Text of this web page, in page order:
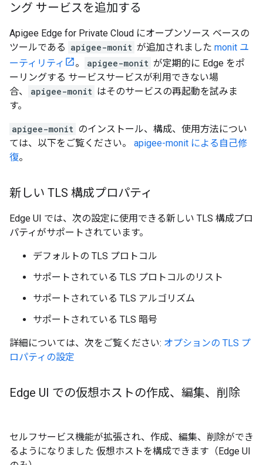
ング サービスを追加する
Apigee Edge for Private Cloud にオープンソース ベースの
ツールである apigee-monit が追加されました monit ユ
ーティリティ
。 apigee-monit が定期的に Edge をポ
ーリングする サービスサービスが利用できない場
合、
apigee-monit はそのサービスの再起動を試みま
す。
apigee-monit のインストール、構成、使用方法につい
ては、以下をご覧ください。 apigee-monit による自己修
復。
新しい TLS 構成プロパティ
Edge UI では、次の設定に使用できる新しい TLS 構成プロ
パティがサポートされています。
デフォルトの TLS プロトコル
サポートされている TLS プロトコルのリスト
サポートされている TLS アルゴリズム
サポートされている TLS 暗号
詳細については、次をご覧ください: オプションの TLS プ
ロパティの設定
Edge UI での仮想ホストの作成、編集、削除
セルフサービス機能が拡張され、作成、編集、削除ができ
るようになりました 仮想ホストを構成できます（Edge UI